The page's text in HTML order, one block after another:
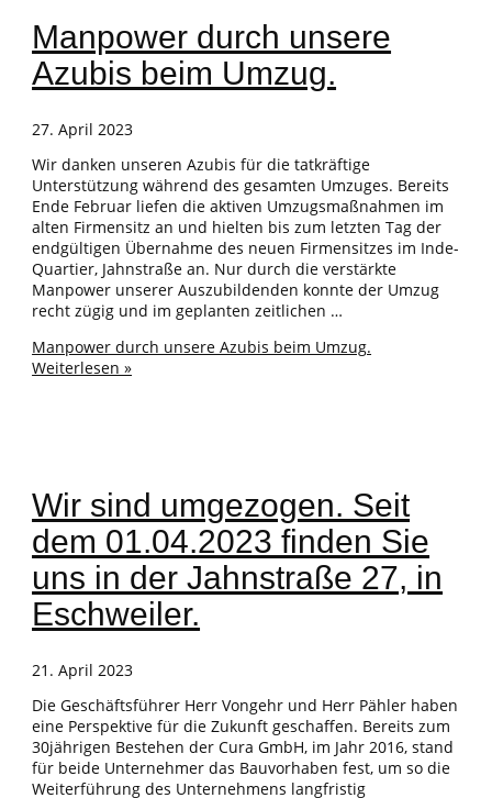
Manpower durch unsere
Azubis beim Umzug.
27. April 2023
Wir danken unseren Azubis für die tatkräftige
Unterstützung während des gesamten Umzuges. Bereits
Ende Februar liefen die aktiven Umzugsmaßnahmen im
alten Firmensitz an und hielten bis zum letzten Tag der
endgültigen Übernahme des neuen Firmensitzes im Inde-
Quartier, Jahnstraße an. Nur durch die verstärkte
Manpower unserer Auszubildenden konnte der Umzug
recht zügig und im geplanten zeitlichen …
Manpower durch unsere Azubis beim Umzug.
Weiterlesen »
Wir sind umgezogen. Seit
dem 01.04.2023 finden Sie
uns in der Jahnstraße 27, in
Eschweiler.
21. April 2023
Die Geschäftsführer Herr Vongehr und Herr Pähler haben
eine Perspektive für die Zukunft geschaffen. Bereits zum
30jährigen Bestehen der Cura GmbH, im Jahr 2016, stand
für beide Unternehmer das Bauvorhaben fest, um so die
Weiterführung des Unternehmens langfristig